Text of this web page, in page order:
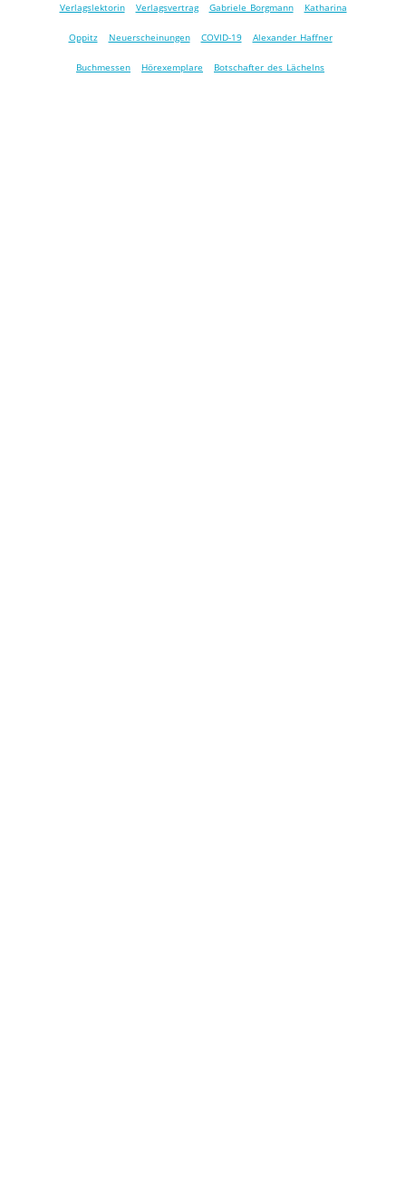
Verlagslektorin Verlagsvertrag Gabriele Borgmann Katharina
Oppitz Neuerscheinungen COVID-19 Alexander Haffner
Buchmessen Hörexemplare Botschafter des Lächelns